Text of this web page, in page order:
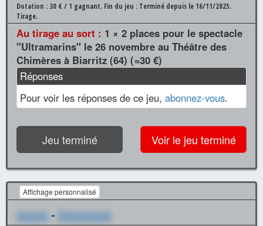
Dotation : 30 € / 1 gagnant. Fin du jeu : Terminé depuis le 16/11/2025.
Tirage.
Au tirage au sort : 1 × 2 places pour le spectacle
"Ultramarins" le 26 novembre au Théâtre des
Chimères à Biarritz (64) (≈30 €)
Réponses
Pour voir les réponses de ce jeu, abonnez-vous.
Jeu terminé Voir le jeu terminé
Affichage personnalisé
xxxxxx - Xxxxxxxxxx